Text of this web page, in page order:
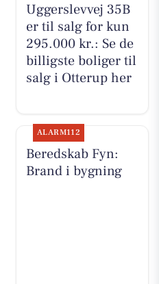
Uggerslevvej 35B
er til salg for kun
295.000 kr.: Se de
billigste boliger til
salg i Otterup her
ALARM112
Beredskab Fyn:
Brand i bygning